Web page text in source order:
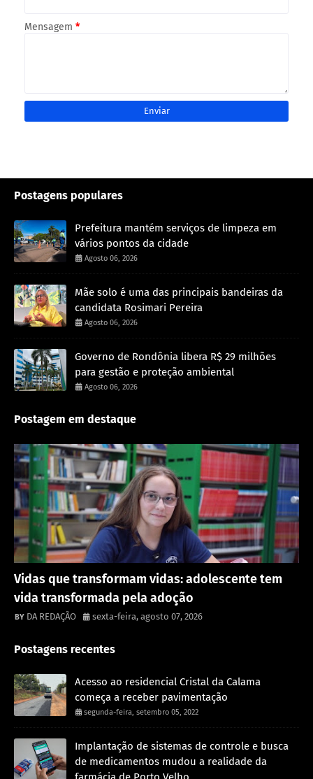
Mensagem *
Postagens populares
Prefeitura mantém serviços de limpeza em
vários pontos da cidade
Agosto 06, 2026
Mãe solo é uma das principais bandeiras da
candidata Rosimari Pereira
Agosto 06, 2026
Governo de Rondônia libera R$ 29 milhões
para gestão e proteção ambiental
Agosto 06, 2026
Postagem em destaque
Vidas que transformam vidas: adolescente tem
vida transformada pela adoção
DA REDAÇÃO sexta-feira, agosto 07, 2026
Postagens recentes
Acesso ao residencial Cristal da Calama
começa a receber pavimentação
segunda-feira, setembro 05, 2022
Implantação de sistemas de controle e busca
de medicamentos mudou a realidade da